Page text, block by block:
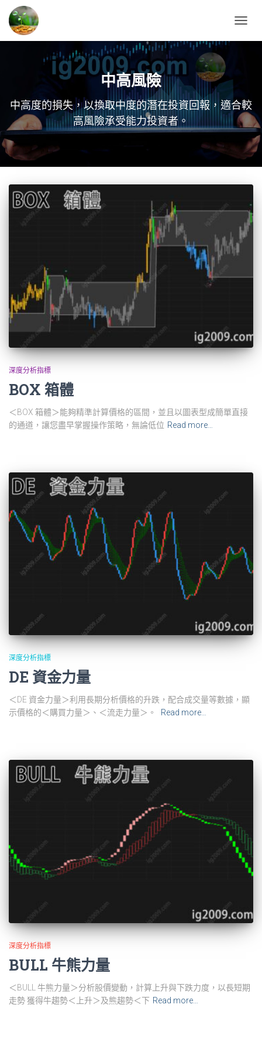
中高風險
中高度的損失，以換取中度的潛在投資回報，適合較
高風險承受能力投資者。
深度分析指標
BOX 箱體
＜BOX 箱體＞能夠精準計算價格的區間，並且以圖表型成簡單直接
的通道，讓您盡早掌握操作策略，無論低位 Read more…
深度分析指標
DE 資金力量
＜DE 資金力量＞利用長期分析價格的升跌，配合成交量等數據，顯
示價格的＜購買力量＞、＜流走力量＞。
Read more…
深度分析指標
BULL 牛熊力量
＜BULL 牛熊力量＞分析股價變動，計算上升與下跌力度，以長短期
走勢 獲得牛趨勢＜上升＞及熊趨勢＜下 Read more…